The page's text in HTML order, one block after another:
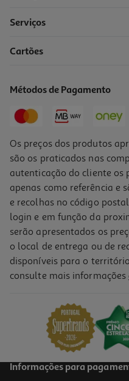
Serviços
Cartões
Métodos de Pagamento
Os preços dos produtos
são os praticados nas
autenticação do cliente os
apenas como referência e
e recolhas no código
login e em função da
serão apresentados os
o local de entrega ou de
disponíveis para o
consulte mais informações
Informações para